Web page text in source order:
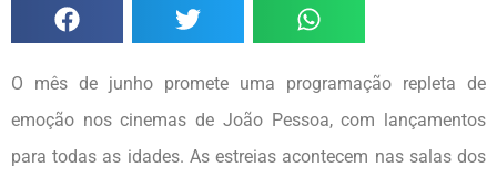
O mês de junho promete uma programação repleta de
emoção nos cinemas de João Pessoa, com lançamentos
para todas as idades. As estreias acontecem nas salas dos